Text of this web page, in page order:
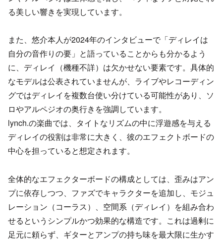
る美しい響きを実現しています。
また、悠介本人が2024年のインタビューで「ディレイは
自分の音作りの要」と語っていることからも分かるよう
に、ディレイ（機種不詳）は欠かせない要素です。具体的
なモデルは公表されていませんが、ライブやレコーディン
グではディレイを複数台使い分けている可能性があり、ソ
ロやアルペジオの奥行きを強調しています。
lynch.の楽曲では、タイトなリズムの中に浮遊感を与える
ディレイの役割は非常に大きく、彼のエフェクトボードの
中心を担っていると想定されます。
全体的なエフェクターボードの構成としては、歪みはアン
プに依存しつつ、ファズでキャラクターを追加し、モジュ
レーション（コーラス）、空間系（ディレイ）を組み合わ
せるというシンプルかつ効果的な構造です。これは過剰に
足元に頼らず、ギターとアンプの持ち味を最大限に生かす